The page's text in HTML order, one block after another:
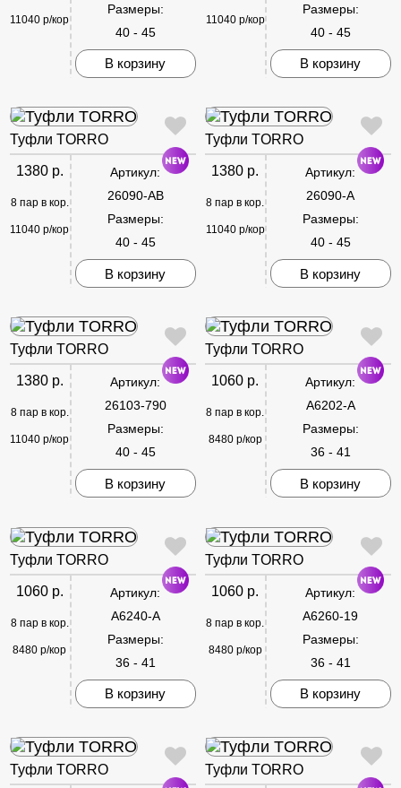
11040 р/кор
Размеры:
40 - 45
В корзину
11040 р/кор
Размеры:
40 - 45
В корзину
Туфли TORRO
1380 р.
8 пар в кор.
11040 р/кор
Артикул:
26090-AB
Размеры:
40 - 45
В корзину
Туфли TORRO
1380 р.
8 пар в кор.
11040 р/кор
Артикул:
26090-A
Размеры:
40 - 45
В корзину
Туфли TORRO
1380 р.
8 пар в кор.
11040 р/кор
Артикул:
26103-790
Размеры:
40 - 45
В корзину
Туфли TORRO
1060 р.
8 пар в кор.
8480 р/кор
Артикул:
A6202-A
Размеры:
36 - 41
В корзину
Туфли TORRO
1060 р.
8 пар в кор.
8480 р/кор
Артикул:
A6240-A
Размеры:
36 - 41
В корзину
Туфли TORRO
1060 р.
8 пар в кор.
8480 р/кор
Артикул:
A6260-19
Размеры:
36 - 41
В корзину
Туфли TORRO Туфли TORRO